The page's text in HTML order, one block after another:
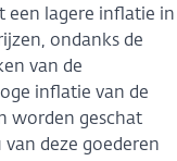
een lagere inflatie in
ondanks de
van de
inflatie van de
worden geschat
deze goederen